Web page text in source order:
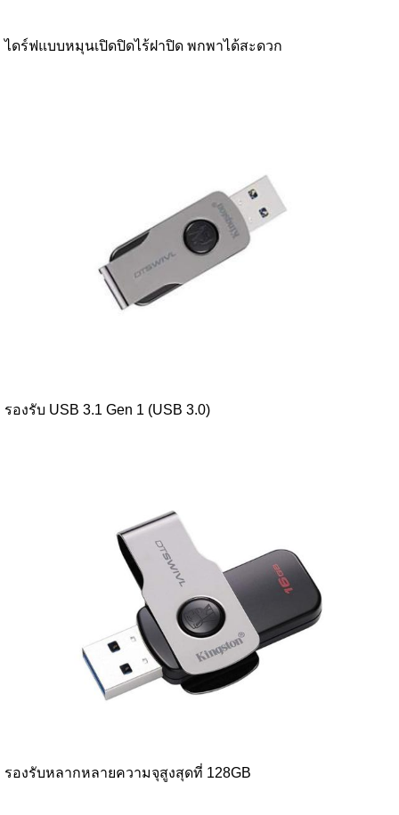
ไดร์ฟแบบหมุนเปิดปิดไร้ฝาปิด พกพาได้สะดวก
รองรับ USB 3.1 Gen 1 (USB 3.0)
รองรับหลากหลายความจุสูงสุดที่ 128GB